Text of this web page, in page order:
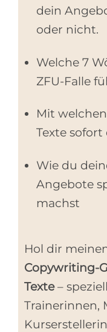
dein
oder nicht.
Welche 7
ZFU-Falle
Mit
Texte
Wie du
Angebote
machst
Hol dir
Copywriting-
Texte–
Trainerinnen,